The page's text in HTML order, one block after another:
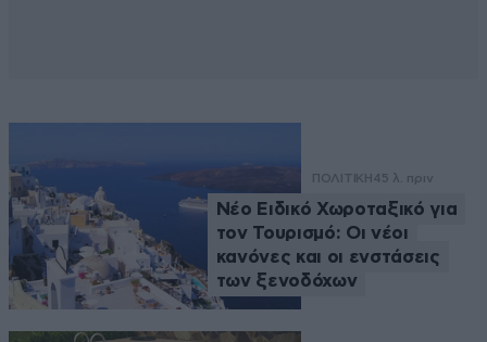
ΠΟΛΙΤΙΚΗ45 λ. πριν
Νέο Ειδικό Χωροταξικό για
τον Τουρισμό: Οι νέοι
κανόνες και οι ενστάσεις
των ξενοδόχων